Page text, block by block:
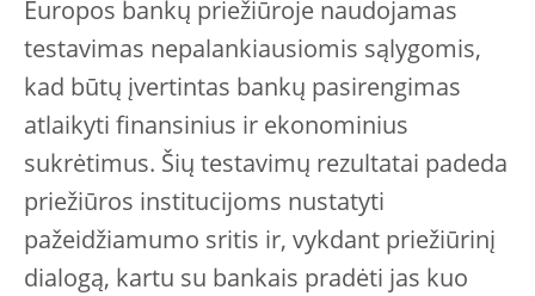
Europos bankų priežiūroje naudojamas
testavimas nepalankiausiomis sąlygomis,
kad būtų įvertintas bankų pasirengimas
atlaikyti finansinius ir ekonominius
sukrėtimus. Šių testavimų rezultatai padeda
priežiūros institucijoms nustatyti
pažeidžiamumo sritis ir, vykdant priežiūrinį
dialogą, kartu su bankais pradėti jas kuo